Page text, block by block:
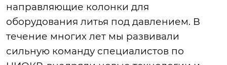
направляющие колонки для
оборудования литья под давлением. В
течение многих лет мы развивали
сильную команду специалистов по